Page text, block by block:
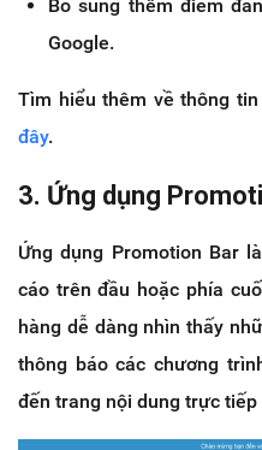
Bổ sung thêm điểm
Google.
Tìm hiểu thêm về thông
đây.
3. Ứng dụng
Ứng dụng Promotion Bar
cáo trên đầu hoặc phía
hàng dễ dàng nhìn thấy
thông báo các chương
đến trang nội dung trực